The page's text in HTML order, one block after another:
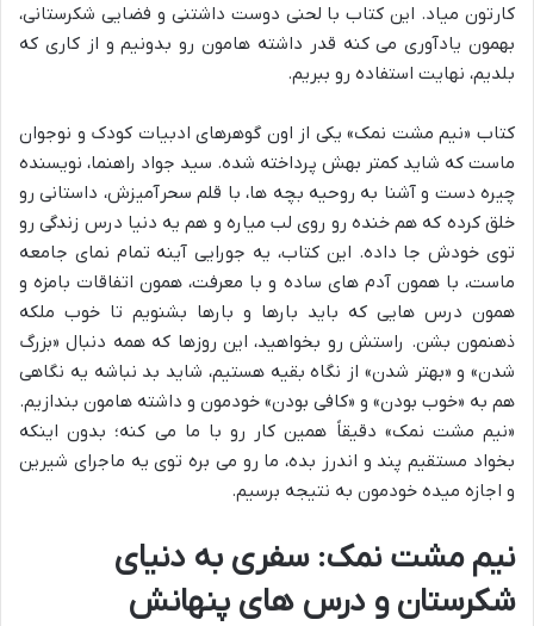
کارتون میاد. این کتاب با لحنی دوست داشتنی و فضایی شکرستانی،
بهمون یادآوری می کنه قدر داشته هامون رو بدونیم و از کاری که
بلدیم، نهایت استفاده رو ببریم.
کتاب «نیم مشت نمک» یکی از اون گوهرهای ادبیات کودک و نوجوان
ماست که شاید کمتر بهش پرداخته شده. سید جواد راهنما، نویسنده
چیره دست و آشنا به روحیه بچه ها، با قلم سحرآمیزش، داستانی رو
خلق کرده که هم خنده رو روی لب میاره و هم یه دنیا درس زندگی رو
توی خودش جا داده. این کتاب، یه جورایی آینه تمام نمای جامعه
ماست، با همون آدم های ساده و با معرفت، همون اتفاقات بامزه و
همون درس هایی که باید بارها و بارها بشنویم تا خوب ملکه
ذهنمون بشن. راستش رو بخواهید، این روزها که همه دنبال «بزرگ
شدن» و «بهتر شدن» از نگاه بقیه هستیم، شاید بد نباشه یه نگاهی
هم به «خوب بودن» و «کافی بودن» خودمون و داشته هامون بندازیم.
«نیم مشت نمک» دقیقاً همین کار رو با ما می کنه؛ بدون اینکه
بخواد مستقیم پند و اندرز بده، ما رو می بره توی یه ماجرای شیرین
و اجازه میده خودمون به نتیجه برسیم.
نیم مشت نمک: سفری به دنیای
شکرستان و درس های پنهانش